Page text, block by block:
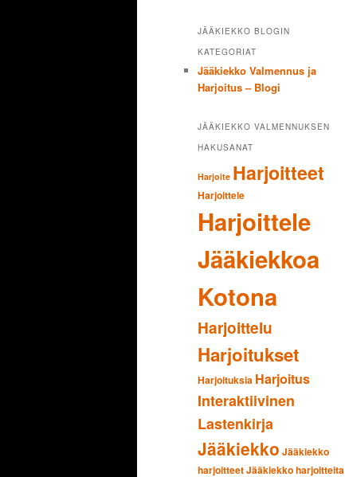
JÄÄKIEKKO BLOGIN
KATEGORIAT
Jääkiekko Valmennus ja
Harjoitus – Blogi
JÄÄKIEKKO VALMENNUKSEN
HAKUSANAT
Harjoite Harjoitteet
Harjoittele
Harjoittele
Jääkiekkoa
Kotona
Harjoittelu
Harjoitukset
Harjoituksia Harjoitus
Interaktiivinen
Lastenkirja
Jääkiekko Jääkiekko
harjoitteetJääkiekko harjoitteita